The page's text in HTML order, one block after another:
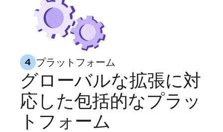
4 プラットフォーム
グローバルな拡張に対
応した包括的なプラッ
トフォーム